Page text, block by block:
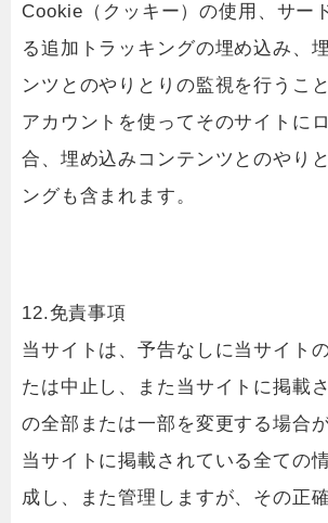
Cookie（クッキー）の使用、サー
る追加トラッキングの埋め込み、
ンツとのやりとりの監視を行うこ
アカウントを使ってそのサイトに
合、埋め込みコンテンツとのやり
ングも含まれます。
12.免責事項
当サイトは、予告なしに当サイト
たは中止し、また当サイトに掲載
の全部または一部を変更する場合
当サイトに掲載されている全ての
成し、また管理しますが、その正